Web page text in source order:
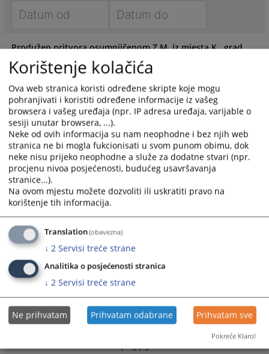
forward
to
interact
with
the
calendar
and
select
a
date.
Press
the
question
mark
key
to
get
the
keyboard
shortcuts
for
changing
forward
to
interact
with
the
calendar
and
select
a
date.
the
question
mark
key
to
the
keyboard
shortcuts
for
changing
04.06.2026.
Produžen pritvora osumnjičenom Z.M. iz mjesta K., grad
Zvornik
08.05.2026.
Osuđen D.M. iz Zvornika zbog oštećenja tuđe stvari
07.05.2026.
Pravosnažna presuda, zbog krivičnog djela – Nedozvoljena
proizvodnja i promet oružja ili eksplozivnih materija
04.05.2026.
Određen pritvor osumnjičenom Z.M. iz mjesta K., grad
Zvornik
20.03.2026.
Potvrđena osuđujuća presuda
1 - 5 / 5
Korištenje kolačića
Ova web stranica koristi određene skripte koje mogu
pohranjivati i koristiti određene informacije iz vašeg
browsera i vašeg uređaja (npr. IP adresa uređaja, varijable o
sesiji unutar browsera, ...).
Neke od ovih informacija su nam neophodne i bez njih web
stranica ne bi mogla fukcionisati u svom punom obimu, dok
neke nisu prijeko neophodne a služe za dodatne stvari (npr.
procjenu nivoa posjećenosti, budućeg usavršavanja
stranice...).
Na ovom mjestu možete dozvoliti ili uskratiti pravo na
korištenje tih informacija.
Translation(obavezna)
↓ 2 Servisi treće strane
Analitika o posjećenosti stranica
↓ 2 Servisi treće strane
Ne prihvatam Prihvatam odabrane Prihvatam sve
Pokreće Klaro!